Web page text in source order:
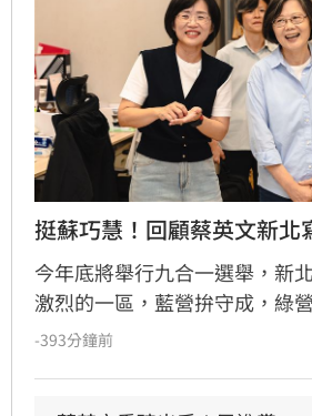
挺蘇巧慧！回顧蔡英文新北
今年底將舉行九合一選舉，新
激烈的一區，藍營拚守成，綠
參選人李四川與民進黨參選人
-393分鐘前